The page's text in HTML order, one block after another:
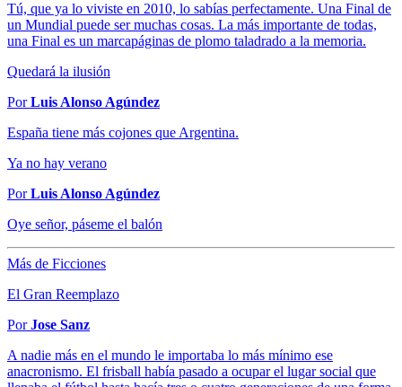
Tú, que ya lo viviste en 2010, lo sabías perfectamente. Una Final de
un Mundial puede ser muchas cosas. La más importante de todas,
una Final es un marcapáginas de plomo taladrado a la memoria.
Quedará la ilusión
PorLuis Alonso Agúndez
España tiene más cojones que Argentina.
Ya no hay verano
PorLuis Alonso Agúndez
Oye señor, páseme el balón
Más de Ficciones
El Gran Reemplazo
PorJose Sanz
A nadie más en el mundo le importaba lo más mínimo ese
anacronismo. El frisball había pasado a ocupar el lugar social que